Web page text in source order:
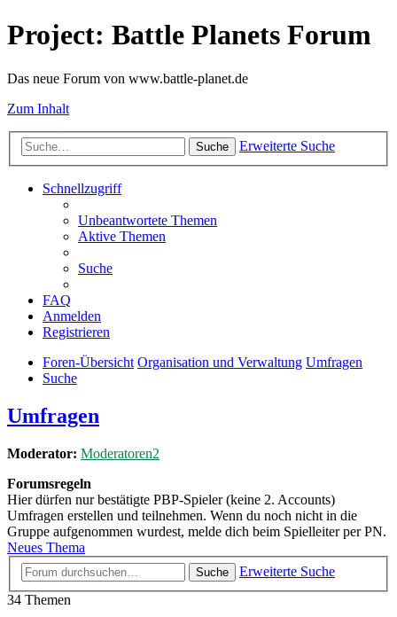
Project: Battle Planets Forum
Das neue Forum von www.battle-planet.de
Zum Inhalt
Suche Erweiterte Suche
Schnellzugriff
Unbeantwortete Themen
Aktive Themen
Suche
FAQ
Anmelden
Registrieren
Foren-Übersicht Organisation und Verwaltung Umfragen
Suche
Umfragen
Moderator: Moderatoren2
Forumsregeln
Hier dürfen nur bestätigte PBP-Spieler (keine 2. Accounts)
Umfragen erstellen und teilnehmen. Wenn du noch nicht in die
Gruppe aufgenommen wurdest, melde dich beim Spielleiter per PN.
Neues Thema
Suche
Erweiterte Suche
34 Themen